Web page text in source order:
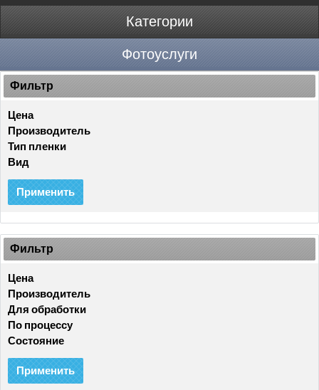
Категории
Фотоуслуги
Фильтр
Цена
Производитель
Тип пленки
Вид
Применить
Фильтр
Цена
Производитель
Для обработки
По процессу
Состояние
Применить